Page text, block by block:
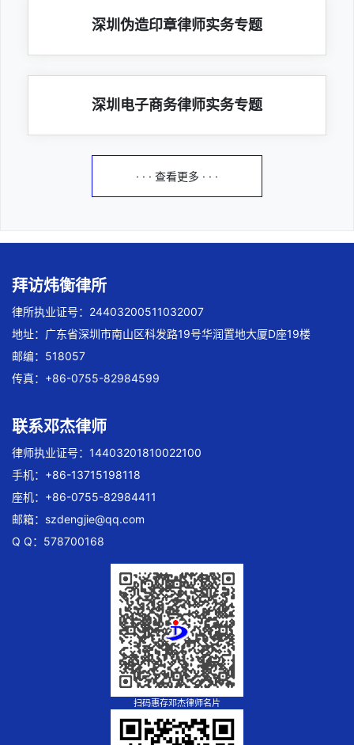
深圳伪造印章律师实务专题
深圳电子商务律师实务专题
· · · 查看更多 · · ·
拜访炜衡律所
律所执业证号：24403200511032007
地址：广东省深圳市南山区科发路19号华润置地大厦D座19楼
邮编：518057
传真：+86-0755-82984599
联系邓杰律师
律师执业证号：14403201810022100
手机：+86-13715198118
座机：+86-0755-82984411
邮箱： szdengjie@qq.com
Q Q：578700168
扫码惠存邓杰律师名片